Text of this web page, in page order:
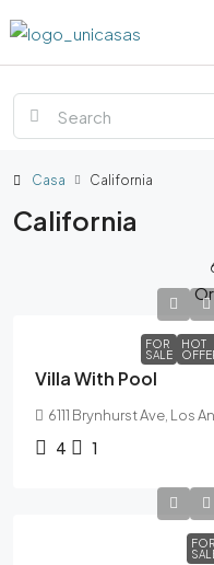
Casa California
California
FOR
SALE
HOT
Villa With Pool
6111 Brynhurst Ave, Los
4 1
FOR